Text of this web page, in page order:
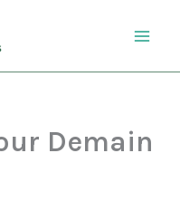
Demain